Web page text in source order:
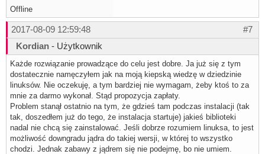
Offline
#7
2017-08-09 12:59:48
Kordian - Użytkownik
Każde rozwiązanie prowadzące do celu jest dobre. Ja już się z tym
dostatecznie namęczyłem jak na moją kiepską wiedzę w dziedzinie
linuksów. Nie oczekuję, a tym bardziej nie wymagam, żeby ktoś to za
mnie za darmo wykonał. Stąd propozycja zapłaty.
Problem stanął ostatnio na tym, że gdzieś tam podczas instalacji (tak
tak, doszedłem już do tego, że instalacja startuje) jakieś biblioteki
nadal nie chcą się zainstalować. Jeśli dobrze rozumiem linuksa, to jest
możliwość downgradu jądra do takiej wersji, w której to wszystko
chodzi. Jednak zabawy z jądrem się nie podejmę, bo nie umiem.